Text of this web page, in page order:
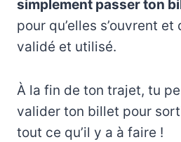
simplement passer ton
pour qu’elles s’ouvrent
validé et utilisé.
À la fin de ton trajet, tu
valider ton billet pour
tout ce qu’il y a à faire !